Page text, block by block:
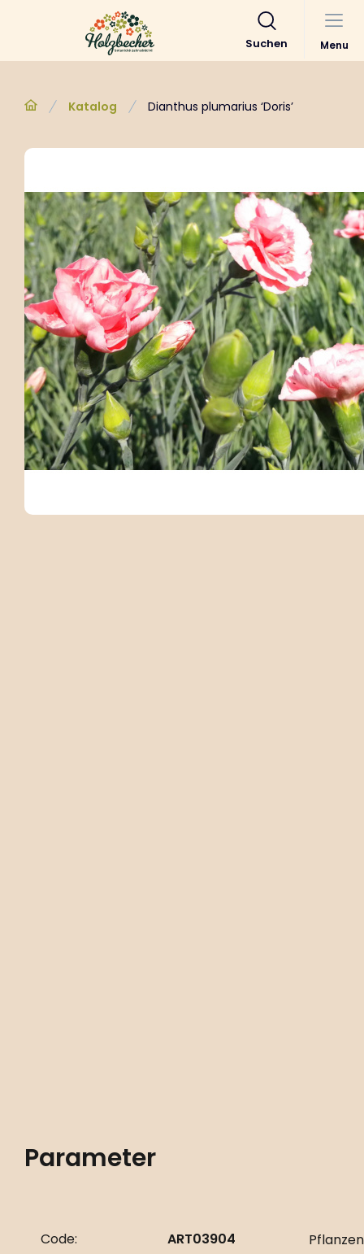
Suchen Menu
Katalog Dianthus plumarius ‘Doris’
Parameter
Code: ART03904